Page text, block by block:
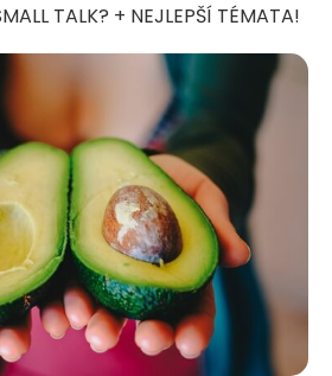
TALK? + NEJLEPŠÍ TÉMATA!